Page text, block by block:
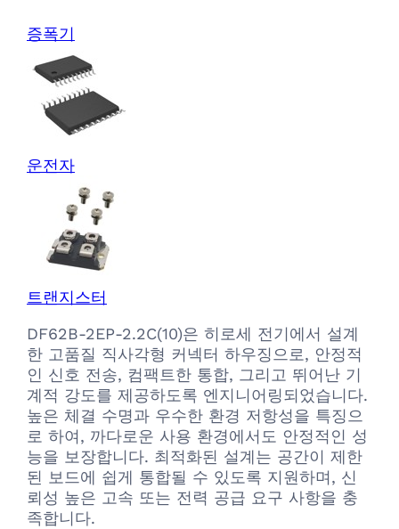
증폭기
운전자
트랜지스터
DF62B-2EP-2.2C(10)은 히로세 전기에서 설계
한 고품질 직사각형 커넥터 하우징으로, 안정적
인 신호 전송, 컴팩트한 통합, 그리고 뛰어난 기
계적 강도를 제공하도록 엔지니어링되었습니다.
높은 체결 수명과 우수한 환경 저항성을 특징으
로 하여, 까다로운 사용 환경에서도 안정적인 성
능을 보장합니다. 최적화된 설계는 공간이 제한
된 보드에 쉽게 통합될 수 있도록 지원하며, 신
뢰성 높은 고속 또는 전력 공급 요구 사항을 충
족합니다.